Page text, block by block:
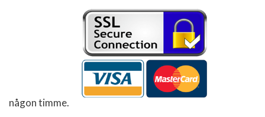
någon timme.